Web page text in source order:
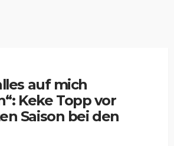
auf mich
Keke Topp vor
Saison bei den